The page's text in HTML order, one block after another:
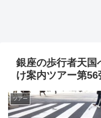
銀座の歩行者天国
け案内ツアー第56
ツアー